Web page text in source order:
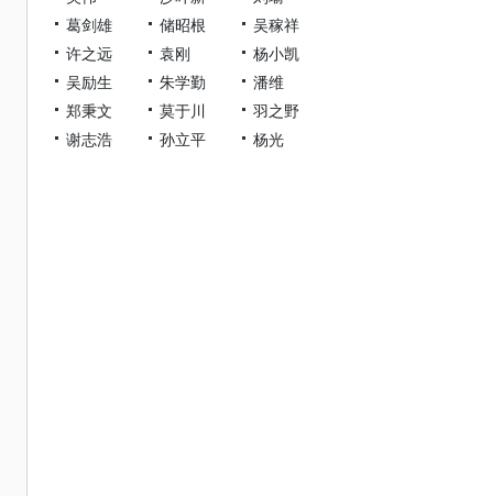
葛剑雄
储昭根
吴稼祥
许之远
袁刚
杨小凯
吴励生
朱学勤
潘维
郑秉文
莫于川
羽之野
谢志浩
孙立平 杨光